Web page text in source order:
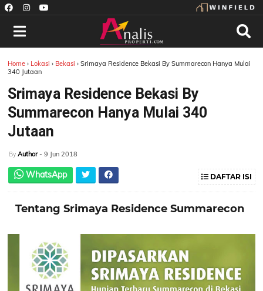
Home › Lokasi › Bekasi› Srimaya Residence Bekasi By Summarecon Hanya Mulai
340 Jutaan
Srimaya Residence Bekasi By
Summarecon Hanya Mulai 340
Jutaan
By Author - 9 Jun 2018
WhatsApp DAFTAR ISI
Tentang Srimaya Residence Summarecon